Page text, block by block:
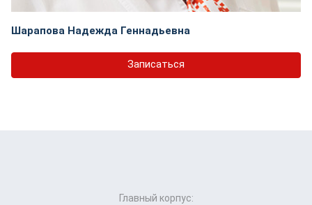
Шарапова Надежда Геннадьевна
Записаться
Главный корпус: